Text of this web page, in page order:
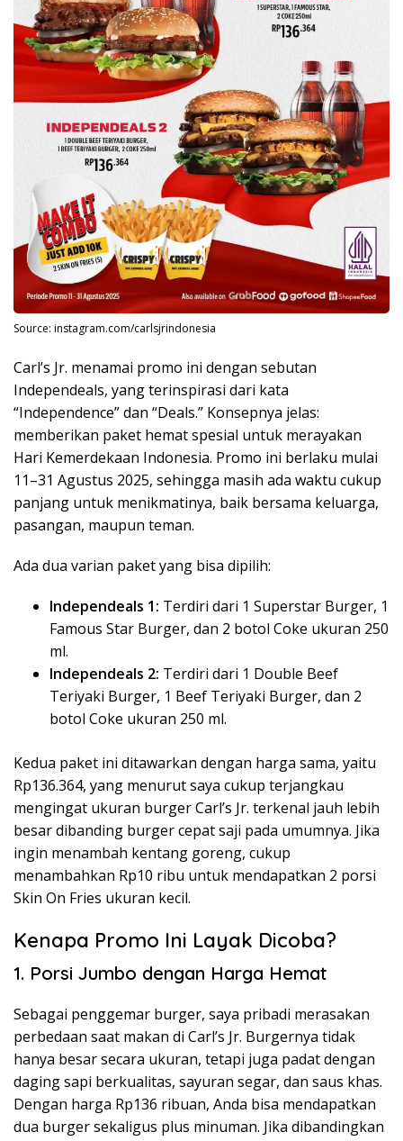
Source: instagram.com/carlsjrindonesia
Carl’s Jr. menamai promo ini dengan sebutan
Independeals, yang terinspirasi dari kata
“Independence” dan “Deals.” Konsepnya jelas:
memberikan paket hemat spesial untuk merayakan
Hari Kemerdekaan Indonesia. Promo ini berlaku mulai
11–31 Agustus 2025, sehingga masih ada waktu cukup
panjang untuk menikmatinya, baik bersama keluarga,
pasangan, maupun teman.
Ada dua varian paket yang bisa dipilih:
Independeals 1: Terdiri dari 1 Superstar Burger, 1
Famous Star Burger, dan 2 botol Coke ukuran 250
ml.
Independeals 2: Terdiri dari 1 Double Beef
Teriyaki Burger, 1 Beef Teriyaki Burger, dan 2
botol Coke ukuran 250 ml.
Kedua paket ini ditawarkan dengan harga sama, yaitu
Rp136.364, yang menurut saya cukup terjangkau
mengingat ukuran burger Carl’s Jr. terkenal jauh lebih
besar dibanding burger cepat saji pada umumnya. Jika
ingin menambah kentang goreng, cukup
menambahkan Rp10 ribu untuk mendapatkan 2 porsi
Skin On Fries ukuran kecil.
Kenapa Promo Ini Layak Dicoba?
1. Porsi Jumbo dengan Harga Hemat
Sebagai penggemar burger, saya pribadi merasakan
perbedaan saat makan di Carl’s Jr. Burgernya tidak
hanya besar secara ukuran, tetapi juga padat dengan
daging sapi berkualitas, sayuran segar, dan saus khas.
Dengan harga Rp136 ribuan, Anda bisa mendapatkan
dua burger sekaligus plus minuman. Jika dibandingkan